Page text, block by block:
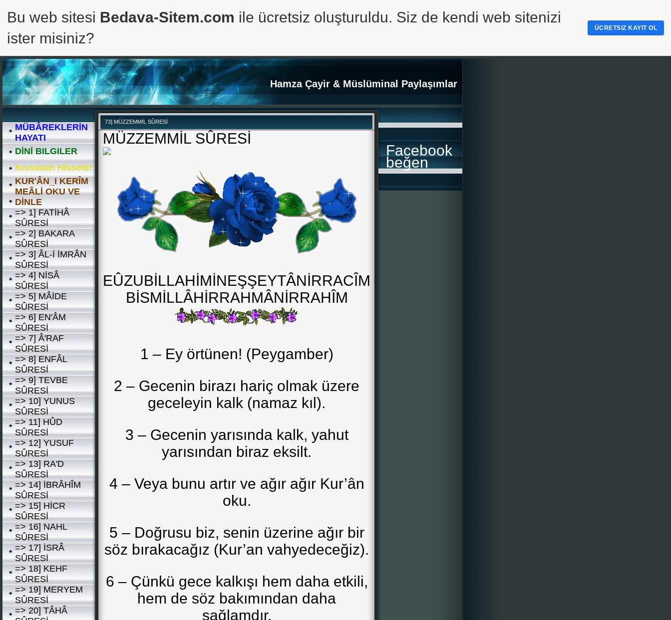
Hamza Çayir & Müslüminal Paylaşımlar
MÜBÂREKLERİN
HAYATI
DİNİ BILGILER
Kıssadan Hisseler
KUR'ÂN_I KERÎM
MEÂLİ OKU VE
DİNLE
=> 1] FATİHÂ
SÛRESİ
=> 2] BAKARA
SÛRESİ
=> 3] ÂL-İ İMRÂN
SÛRESİ
=> 4] NİSÂ
SÛRESİ
=> 5] MÂİDE
SÛRESİ
=> 6] EN'ÂM
SÛRESİ
=> 7] Â'RAF
SÛRESİ
=> 8] ENFÂL
SÛRESİ
=> 9] TEVBE
SÛRESİ
=> 10] YUNUS
SÛRESİ
=> 11] HÛD
SÛRESİ
=> 12] YUSUF
SÛRESİ
=> 13] RA'D
SÛRESİ
=> 14] İBRÂHÎM
SÛRESİ
=> 15] HİCR
SÛRESİ
=> 16] NAHL
SÛRESİ
=> 17] İSRÂ
SÛRESİ
=> 18] KEHF
SÛRESİ
=> 19] MERYEM
SÛRESİ
=> 20] TÂHÂ
73] MÜZZEMMİL SÛRESİ
MÜZZEMMİL SÛRESİ
EÛZUBİLLAHİMİNEŞŞEYTÂNİRRACÎM
BİSMİLLÂHİRRAHMÂNİRRAHÎM
1 – Ey örtünen! (Peygamber)
2 – Gecenin birazı hariç olmak üzere
geceleyin kalk (namaz kıl).
3 – Gecenin yarısında kalk, yahut
yarısından biraz eksilt.
4 – Veya bunu artır ve ağır ağır Kur’ân
oku.
5 – Doğrusu biz, senin üzerine ağır bir
söz bırakacağız (Kur’an vahyedeceğiz).
6 – Çünkü gece kalkışı hem daha etkili,
hem de söz bakımından daha
sağlamdır.
Facebook
beğen
Bu web sitesi Bedava-Sitem.com ile ücretsiz oluşturuldu. Siz de kendi web sitenizi
ister misiniz?
ÜCRETSIZ KAYIT OL